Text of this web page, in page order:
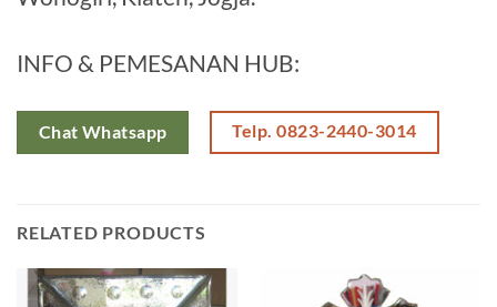
INFO & PEMESANAN HUB:
Chat Whatsapp Telp. 0823-2440-3014
RELATED PRODUCTS